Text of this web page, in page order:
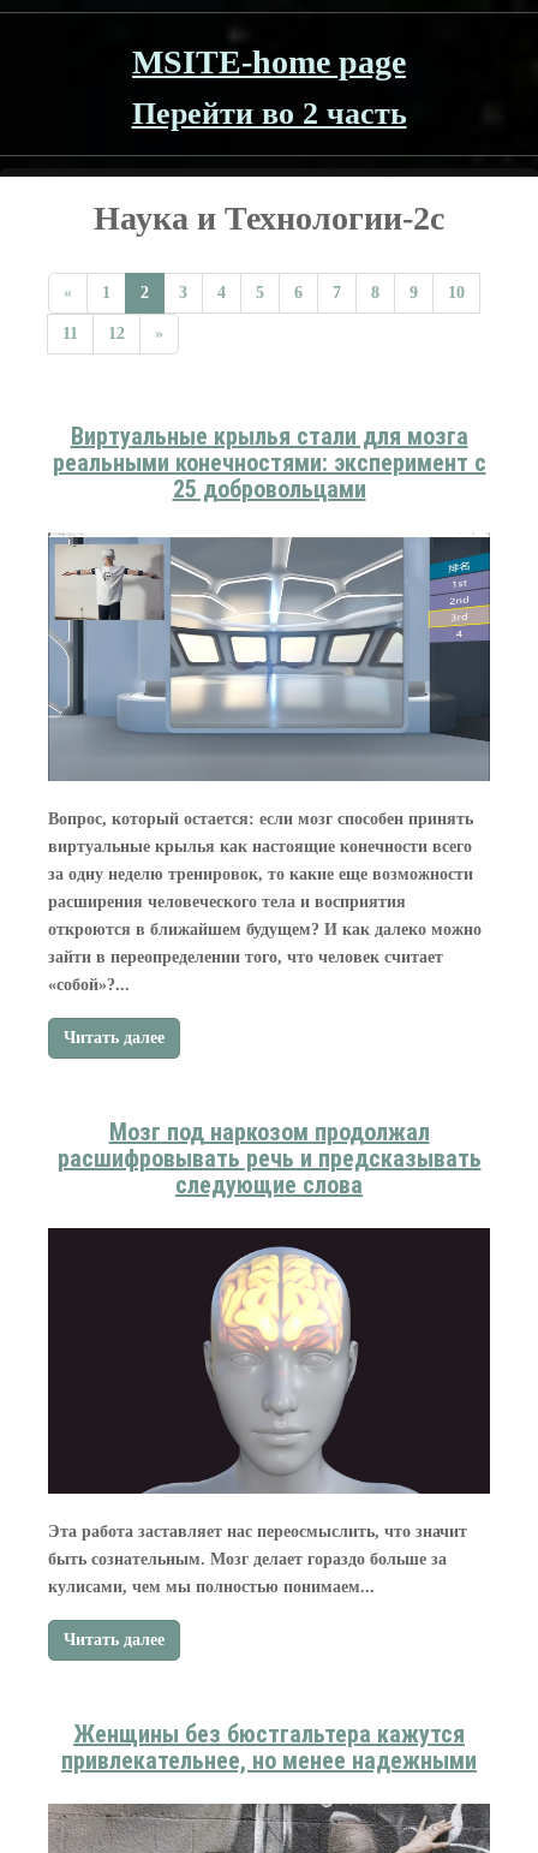
MSITE-home page
Перейти во 2 часть
Наука и Технологии-2c
« 1 2 3 4 5 6 7 8 9 10
11 12 »
Виртуальные крылья стали для мозга
реальными конечностями: эксперимент с
25 добровольцами
Вопрос, который остается: если мозг способен принять
виртуальные крылья как настоящие конечности всего
за одну неделю тренировок, то какие еще возможности
расширения человеческого тела и восприятия
откроются в ближайшем будущем? И как далеко можно
зайти в переопределении того, что человек считает
«собой»?...
Читать далее
Мозг под наркозом продолжал
расшифровывать речь и предсказывать
следующие слова
Эта работа заставляет нас переосмыслить, что значит
быть сознательным. Мозг делает гораздо больше за
кулисами, чем мы полностью понимаем...
Читать далее
Женщины без бюстгальтера кажутся
привлекательнее, но менее надежными